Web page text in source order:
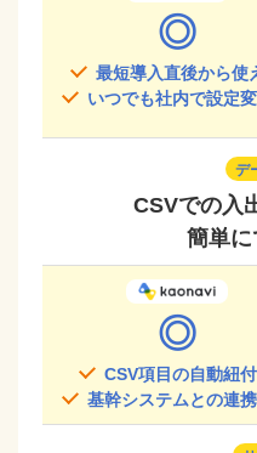
◎
最短導入直後から使
いつでも社内で設定
デ
CSVでの入
簡単に
◎
CSV項目の自動紐
基幹システムとの連